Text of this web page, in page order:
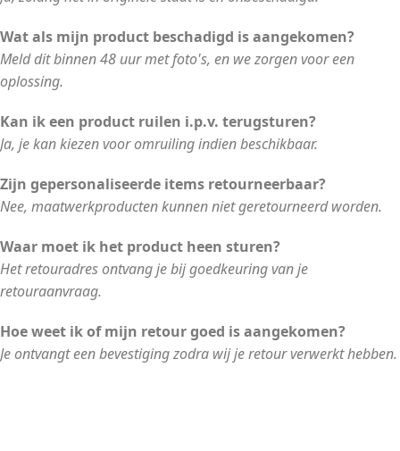
Wat als mijn product beschadigd is aangekomen?
Meld dit binnen 48 uur met foto's, en we zorgen voor een
oplossing.
Kan ik een product ruilen i.p.v. terugsturen?
Ja, je kan kiezen voor omruiling indien beschikbaar.
Zijn gepersonaliseerde items retourneerbaar?
Nee, maatwerkproducten kunnen niet geretourneerd worden.
Waar moet ik het product heen sturen?
Het retouradres ontvang je bij goedkeuring van je
retouraanvraag.
Hoe weet ik of mijn retour goed is aangekomen?
Je ontvangt een bevestiging zodra wij je retour verwerkt hebben.